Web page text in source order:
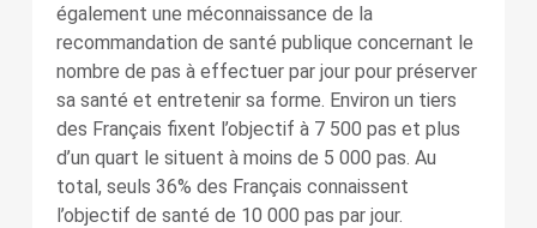
également une méconnaissance de la
recommandation de santé publique concernant le
nombre de pas à effectuer par jour pour préserver
sa santé et entretenir sa forme. Environ un tiers
des Français fixent l’objectif à 7 500 pas et plus
d’un quart le situent à moins de 5 000 pas. Au
total, seuls 36% des Français connaissent
l’objectif de santé de 10 000 pas par jour.